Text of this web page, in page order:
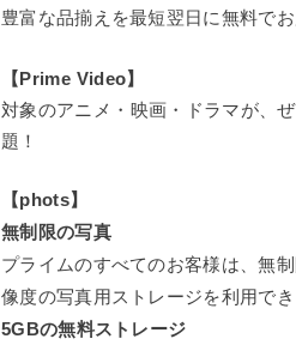
豊富な品揃えを最短翌日に無料で
【Prime Video】
対象のアニメ・映画・ドラマが、
題！
【phots】
無制限の写真
プライムのすべてのお客様は、無
像度の写真用ストレージを利用で
5GBの無料ストレージ